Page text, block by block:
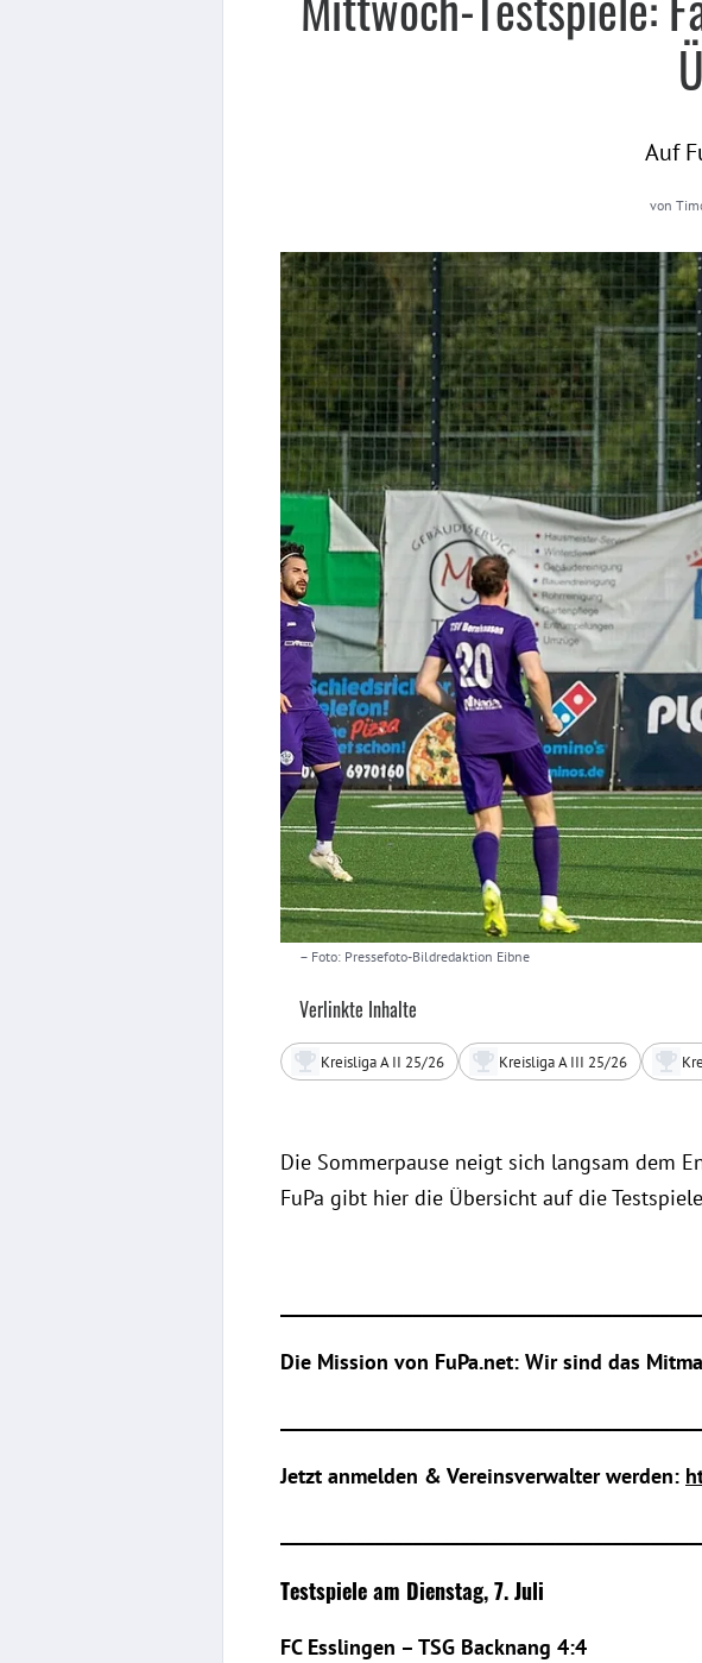
Auf
von
– Foto: Pressefoto-Bildredaktion Eibne
Verlinkte Inhalte
Kreisliga A II 25/26 Kreisliga A III 25/26
Die Sommerpause neigt sich langsam dem
FuPa gibt hier die Übersicht auf die
Die Mission von FuPa.net: Wir sind das
Jetzt anmelden & Vereinsverwalter werden:
Testspiele am Dienstag, 7. Juli
FC Esslingen – TSG Backnang 4:4